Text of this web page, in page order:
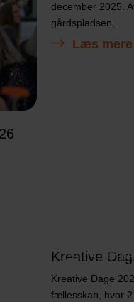
december 2025.
gårdspladsen,...
Læs mere
21565
Kreative
Kreative Dage
fællesskab, hvor